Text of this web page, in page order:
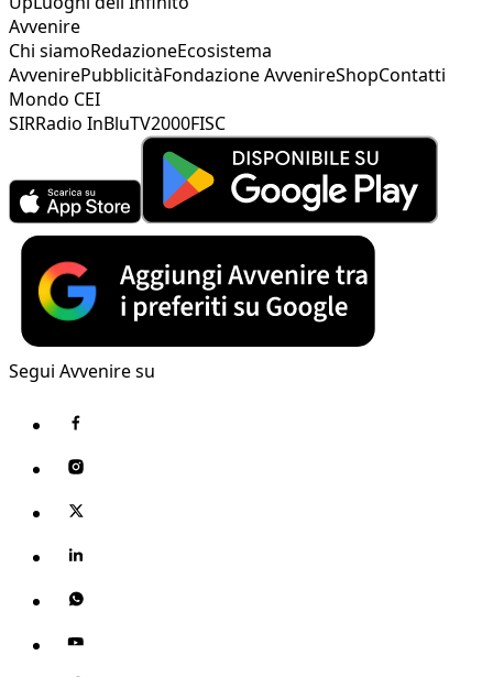
Avvenire
Chi siamoRedazioneEcosistema
AvvenirePubblicitàFondazione AvvenireShopContatti
Mondo CEI
SIRRadio InBluTV2000FISC
Segui Avvenire su